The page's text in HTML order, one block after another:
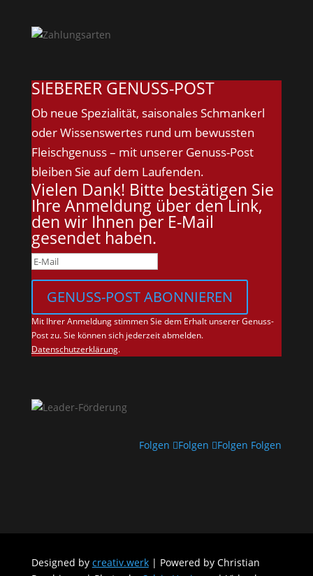
SIEBERER GENUSS-POST
Ob neue Spezialität, saisonales Schmankerl
oder Wissenswertes rund um bewussten
Fleischgenuss – mit unserer Genuss-Post
bleiben Sie auf dem Laufenden.
Vielen Dank! Bitte bestätigen Sie
Ihre Anmeldung über den Link,
den wir Ihnen per E-Mail
gesendet haben.
GENUSS-POST ABONNIEREN
Mit Ihrer Anmeldung stimmen Sie dem Erhalt unserer Genuss-
Post zu. Sie können sich jederzeit abmelden.
Datenschutzerklärung.
Folgen Folgen Folgen Folgen
Designed by creativ.werk| Powered by Christian